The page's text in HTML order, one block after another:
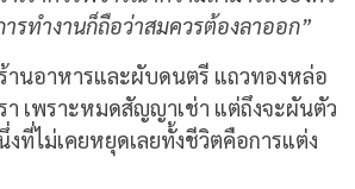
ารทำงานก็ถือว่าสมควรต้องลาออก”
านอาหารและผับดนตรี แถวทองหล่อ
เพราะหมดสัญญาเช่า แต่ถึงจะผันตัว
ที่ไม่เคยหยุดเลยทั้งชีวิตคือการแต่ง